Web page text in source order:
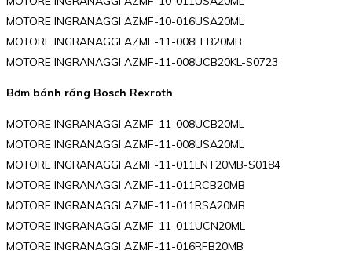
MOTORE INGRANAGGI AZMF-10-016USA20ML
MOTORE INGRANAGGI AZMF-11-008LFB20MB
MOTORE INGRANAGGI AZMF-11-008UCB20KL-S0723
Bơm bánh răng Bosch Rexroth
MOTORE INGRANAGGI AZMF-11-008UCB20ML
MOTORE INGRANAGGI AZMF-11-008USA20ML
MOTORE INGRANAGGI AZMF-11-011LNT20MB-S0184
MOTORE INGRANAGGI AZMF-11-011RCB20MB
MOTORE INGRANAGGI AZMF-11-011RSA20MB
MOTORE INGRANAGGI AZMF-11-011UCN20ML
MOTORE INGRANAGGI AZMF-11-016RFB20MB